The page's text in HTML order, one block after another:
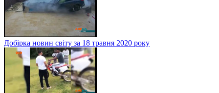
Добірка новин світу за 18 травня 2020 року